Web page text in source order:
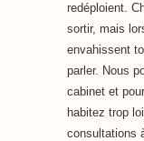
redéploient.
sortir, mais
envahissent
parler. Nous
cabinet et
habitez trop
consultations